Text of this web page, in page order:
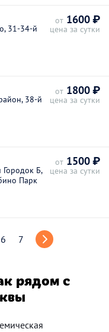
31-34-й
от 1600 ₽
цена за сутки
38-й
от 1800 ₽
цена за сутки
Б,
Парк
от 1500 ₽
цена за сутки
6 7
рядом с